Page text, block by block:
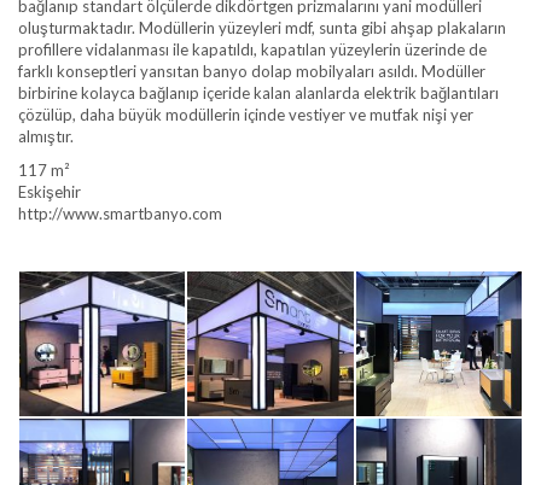
bağlanıp standart ölçülerde dikdörtgen prizmalarını yani modülleri
oluşturmaktadır. Modüllerin yüzeyleri mdf, sunta gibi ahşap plakaların
profillere vidalanması ile kapatıldı, kapatılan yüzeylerin üzerinde de
farklı konseptleri yansıtan banyo dolap mobilyaları asıldı. Modüller
birbirine kolayca bağlanıp içeride kalan alanlarda elektrik bağlantıları
çözülüp, daha büyük modüllerin içinde vestiyer ve mutfak nişi yer
almıştır.
117 m²
Eskişehir
http://www.smartbanyo.com